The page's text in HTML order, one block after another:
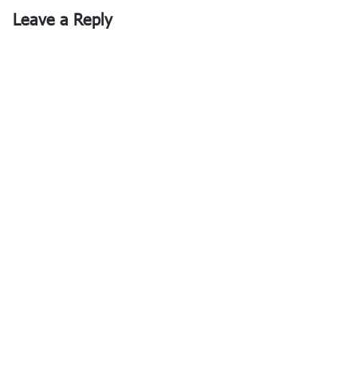
က္ရႈိင္းရာတြင္ ဘုရားသခင္၏ စိတ္သေဘာထားႏွင့္ အႏွစ္
Leave a Reply